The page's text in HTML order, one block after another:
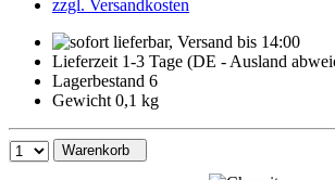
zzgl. Versandkosten
Lieferzeit 1-3 Tage (DE - Ausland
Lagerbestand 6
Gewicht 0,1 kg
Warenkorb